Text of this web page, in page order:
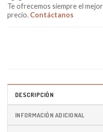
Te ofrecemos siempre el mejor
precio. Contáctanos
DESCRIPCIÓN
INFORMACIÓN ADICIONAL